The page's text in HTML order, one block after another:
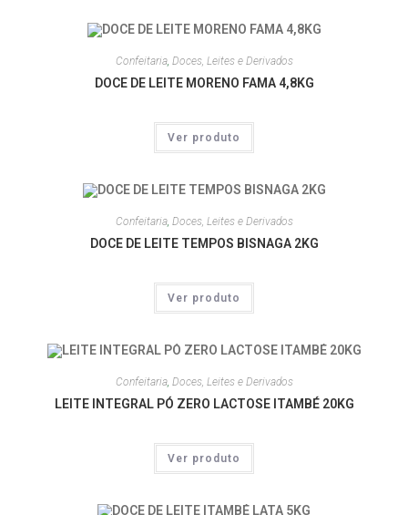
Confeitaria, Doces, Leites e Derivados
DOCE DE LEITE MORENO FAMA 4,8KG
Ver produto
Confeitaria, Doces, Leites e Derivados
DOCE DE LEITE TEMPOS BISNAGA 2KG
Ver produto
Confeitaria, Doces, Leites e Derivados
LEITE INTEGRAL PÓ ZERO LACTOSE ITAMBÉ 20KG
Ver produto